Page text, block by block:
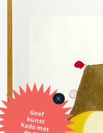
Geef
kunst
kado met
de SBK